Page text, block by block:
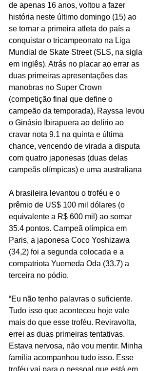
de apenas 16 anos, voltou a fazer
história neste último domingo (15) ao
se tornar a primeira atleta do país a
conquistar o tricampeonato na Liga
Mundial de Skate Street (SLS, na sigla
em inglês). Atrás no placar ao errar as
duas primeiras apresentações das
manobras no Super Crown
(competição final que define o
campeão da temporada), Rayssa levou
o Ginásio Ibirapuera ao delírio ao
cravar nota 9.1 na quinta e última
chance, vencendo de virada a disputa
com quatro japonesas (duas delas
campeãs olímpicas) e uma australiana
A brasileira levantou o troféu e o
prêmio de US$ 100 mil dólares (o
equivalente a R$ 600 mil) ao somar
35.4 pontos. Campeã olímpica em
Paris, a japonesa Coco Yoshizawa
(34,2) foi a segunda colocada e a
compatriota Yuemeda Oda (33.7) a
terceira no pódio.
“Eu não tenho palavras o suficiente.
Tudo isso que aconteceu hoje vale
mais do que esse troféu. Reviravolta,
errei as duas primeiras tentativas.
Estava nervosa, não vou mentir. Minha
família acompanhou tudo isso. Esse
troféu vai para o pessoal que está em